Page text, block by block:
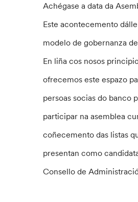
Achégase a data da
Este acontecemento
modelo de gobernanza
En liña cos nosos
ofrecemos este espazo
persoas socias do banco
participar na asemblea
coñecemento das listas
presentan como
Consello de